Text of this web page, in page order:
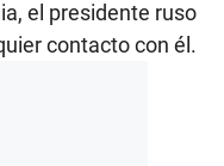
el presidente ruso
contacto con él.